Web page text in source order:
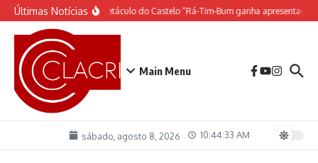
Ir para o conteúdo
Últimas NotíciasO espetáculo do Castelo “Rá-Tim-Bum ganha
Main Menu
sábado, agosto 8, 2026 10:44:33 AM